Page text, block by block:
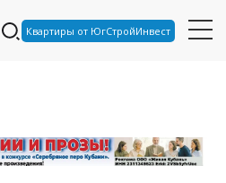
Квартиры от ЮгСтройИнвест